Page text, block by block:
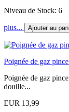
Niveau de Stock: 6
plus... Ajouter au
Poignée de gaz
Poignée de gaz
douille...
EUR 13,99